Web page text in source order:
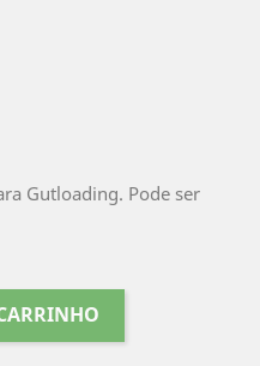
Gutloading. Pode ser